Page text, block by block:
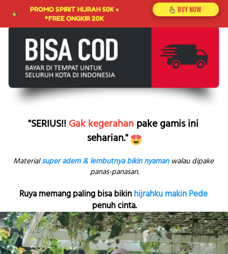
"SERIUS!! Gak kegerahan pake gamis ini
seharian."
Material super adem & lembutnya bikin nyaman walau dipake
panas-panasan.
Ruya memang paling bisa bikin hijrahku makin Pede
penuh cinta.
`
PROMO SPIRIT HIJRAH 50K +
*FREE ONGKIR 20K
` BUY NOW